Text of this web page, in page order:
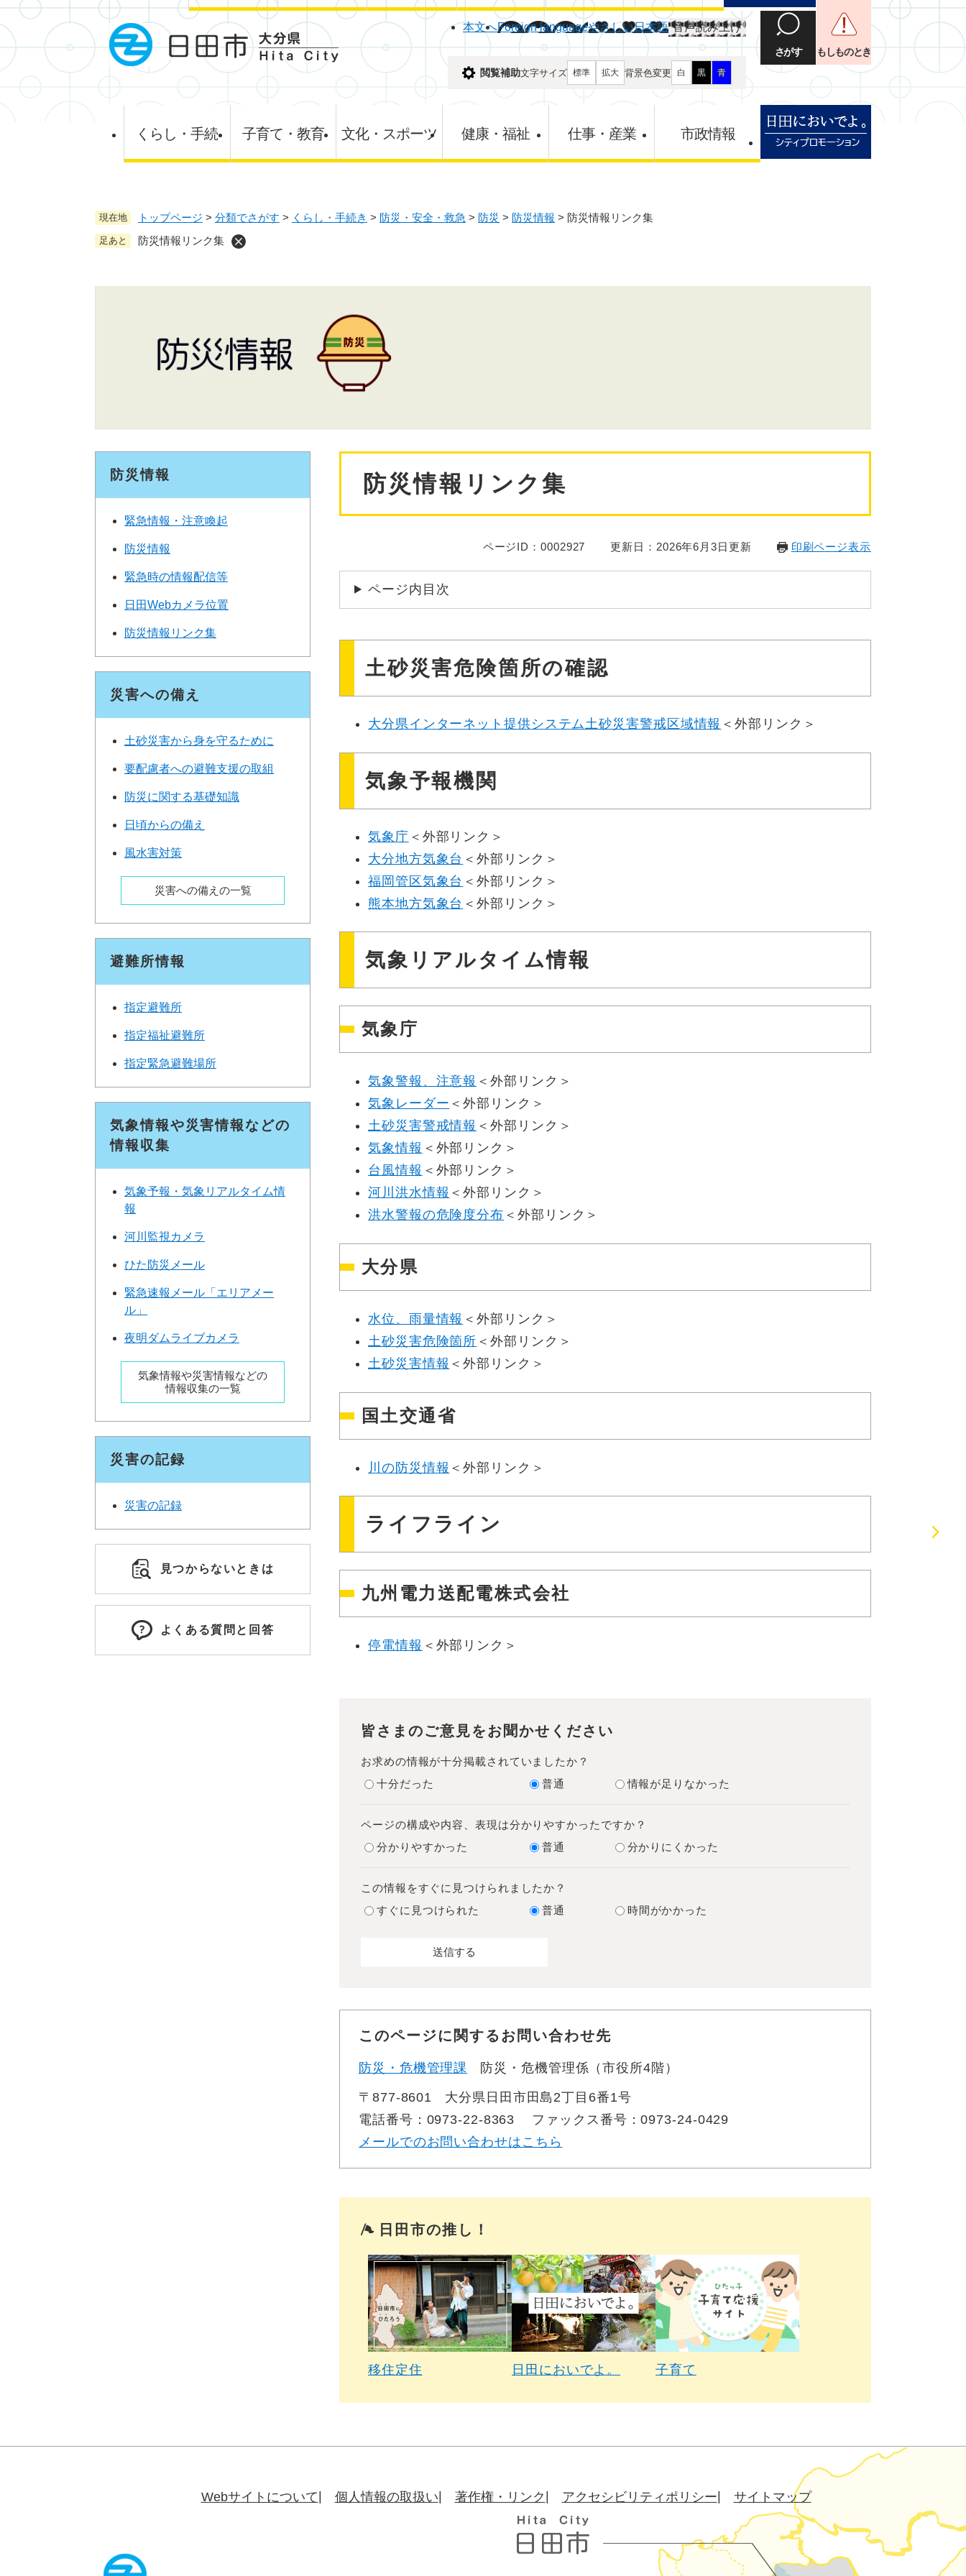
ペ
ー
の
メニューを飛ばして本文へ
本文へForeign languageやさしい日本語 音声読み上げ
閲覧補助文字サイズ 標準 拡大 背景色変更 白 黒 青
さがす もしものとき
くらし・手続 子育て・教育 文化・スポーツ 健康・福祉 仕事・産業 市政情報
現在地 トップページ > 分類でさがす > くらし・手続き > 防災・安全・救急 > 防災 > 防災情報 > 防災情報リンク集
足あと 防災情報リンク集
防災情報リンク集
ページID：0002927 更新日：2026年6月3日更新 印刷ページ表示
ページ内目次
土砂災害危険箇所の確認
大分県インターネット提供システム土砂災害警戒区域情報 ＜外部リンク＞
気象予報機関
気象庁 ＜外部リンク＞
大分地方気象台 ＜外部リンク＞
福岡管区気象台 ＜外部リンク＞
熊本地方気象台 ＜外部リンク＞
気象リアルタイム情報
気象庁
気象警報、注意報 ＜外部リンク＞
気象レーダー ＜外部リンク＞
土砂災害警戒情報 ＜外部リンク＞
気象情報 ＜外部リンク＞
台風情報 ＜外部リンク＞
河川洪水情報 ＜外部リンク＞
洪水警報の危険度分布 ＜外部リンク＞
大分県
水位、雨量情報 ＜外部リンク＞
土砂災害危険箇所 ＜外部リンク＞
土砂災害情報 ＜外部リンク＞
国土交通省
川の防災情報 ＜外部リンク＞
ライフライン
九州電力送配電株式会社
停電情報 ＜外部リンク＞
皆さまのご意見をお聞かせください
お求めの情報が十分掲載されていましたか？
十分だった
普通 情報が足りなかった
ページの構成や内容、表現は分かりやすかったですか？
分かりやすかった
普通 分かりにくかった
この情報をすぐに見つけられましたか？
すぐに見つけられた
普通 時間がかかった
このページに関するお問い合わせ先
防災・危機管理課 防災・危機管理係（市役所4階）
〒877-8601
大分県日田市田島2丁目6番1号
電話番号：0973-22-8363
ファックス番号：0973-24-0429
メールでのお問い合わせはこちら
日田市の推し！
移住定住 日田においでよ。 子育て
防災情報
緊急情報・注意喚起
防災情報
緊急時の情報配信等
日田Webカメラ位置
防災情報リンク集
災害への備え
土砂災害から身を守るために
要配慮者への避難支援の取組
防災に関する基礎知識
日頃からの備え
風水害対策
災害への備えの一覧
避難所情報
指定避難所
指定福祉避難所
指定緊急避難場所
気象情報や災害情報などの
情報収集
気象予報・気象リアルタイム情
報
河川監視カメラ
ひた防災メール
緊急速報メール「エリアメー
ル」
夜明ダムライブカメラ
気象情報や災害情報などの
情報収集の一覧
災害の記録
災害の記録
見つからないときは
よくある質問と回答
Webサイトについて 個人情報の取扱い 著作権・リンク アクセシビリティポリシー サイトマップ